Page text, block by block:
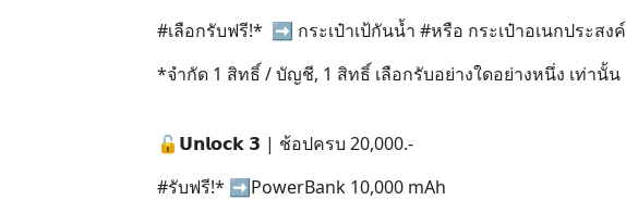
#เลือกรับฟรี!* ➡️ กระเป๋าเป้กันน้ำ #หรือ กระเป๋าอเนกประสงค์
*จำกัด 1 สิทธิ์ / บัญชี, 1 สิทธิ์ เลือกรับอย่างใดอย่างหนึ่ง เท่านั้น
🔓𝗨𝗻𝗹𝗼𝗰𝗸 𝟯 | ช้อปครบ 20,000.-
#รับฟรี!* ➡️PowerBank 10,000 mAh